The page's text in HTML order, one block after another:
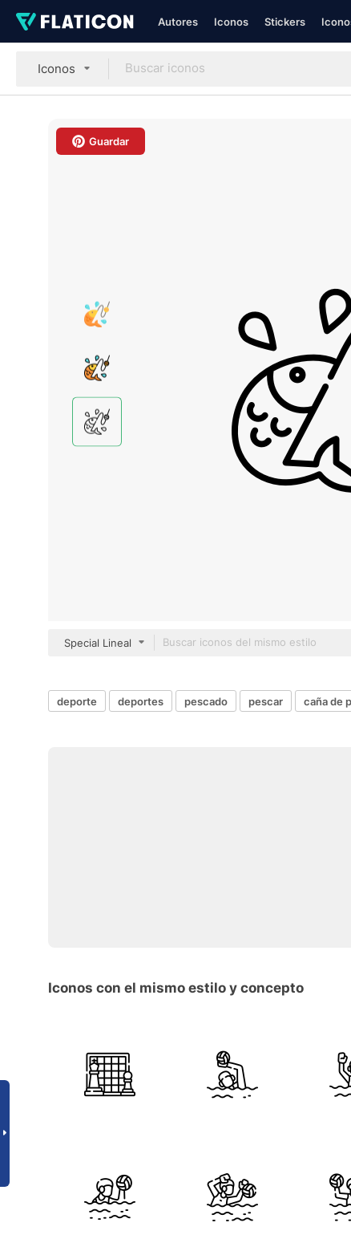
Autores Iconos Stickers
Iconos
Guardar
Special Lineal
deporte deportes pescado pescar caña de
Iconos con el mismo estilo y concepto